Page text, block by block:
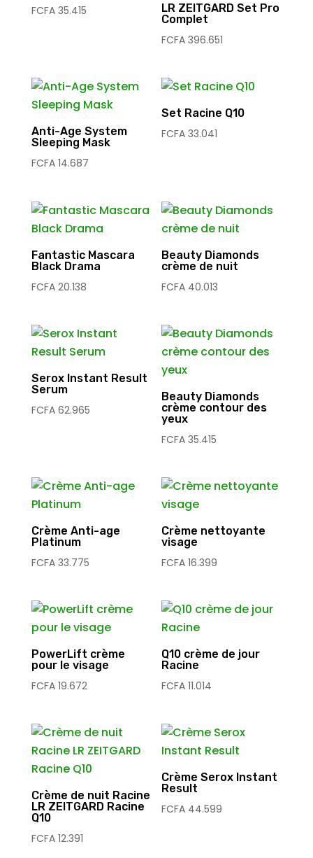
FCFA35.415
LR ZEITGARD Set Pro
Complet
FCFA 396.651
Anti-Age System
Sleeping Mask
FCFA14.687
Set Racine Q10
FCFA 33.041
Fantastic Mascara
Black Drama
FCFA20.138
Beauty Diamonds
crème de nuit
FCFA 40.013
Serox Instant Result
Serum
FCFA62.965
Beauty Diamonds
crème contour des
yeux
FCFA 35.415
Crème Anti-age
Platinum
FCFA33.775
Crème nettoyante
visage
FCFA 16.399
PowerLift crème
pour le visage
FCFA19.672
Q10 crème de jour
Racine
FCFA 11.014
Crème de nuit Racine
LR ZEITGARD Racine
Q10
FCFA12.391
Crème Serox Instant
Result
FCFA 44.599